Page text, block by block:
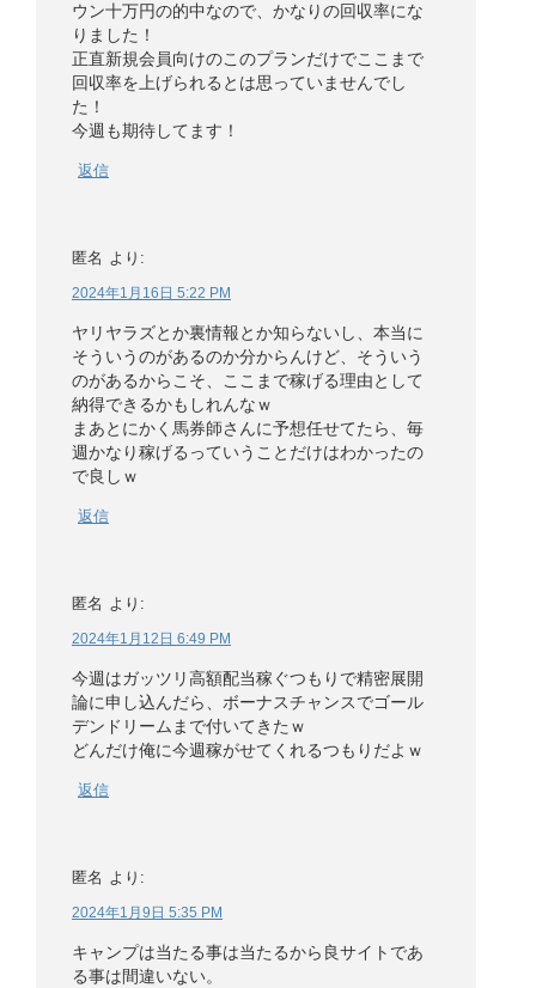
ウン十万円の的中なので、かなりの回収率にな
りました！
正直新規会員向けのこのプランだけでここまで
回収率を上げられるとは思っていませんでし
た！
今週も期待してます！
返信
匿名 より:
2024年1月16日 5:22 PM
ヤリヤラズとか裏情報とか知らないし、本当に
そういうのがあるのか分からんけど、そういう
のがあるからこそ、ここまで稼げる理由として
納得できるかもしれんなｗ
まあとにかく馬券師さんに予想任せてたら、毎
週かなり稼げるっていうことだけはわかったの
で良しｗ
返信
匿名 より:
2024年1月12日 6:49 PM
今週はガッツリ高額配当稼ぐつもりで精密展開
論に申し込んだら、ボーナスチャンスでゴール
デンドリームまで付いてきたｗ
どんだけ俺に今週稼がせてくれるつもりだよｗ
返信
匿名 より:
2024年1月9日 5:35 PM
キャンプは当たる事は当たるから良サイトであ
る事は間違いない。